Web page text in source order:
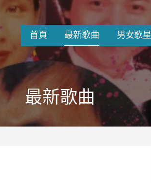
首頁 最新歌曲 男女歌星
最新歌曲